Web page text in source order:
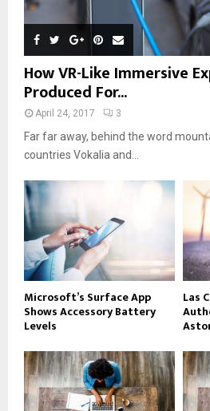
How VR-Like Immersive
Produced For...
April 24, 2017 3
Far far away, behind the word
countries Vokalia and...
Microsoft’s Surface App
Shows Accessory Battery
Levels
Las